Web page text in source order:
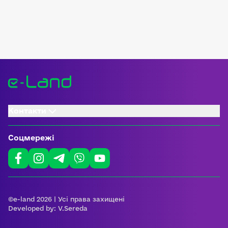
Соцмережі
©e-land 2026 | Усі права захищені
Developed by: V.Sereda